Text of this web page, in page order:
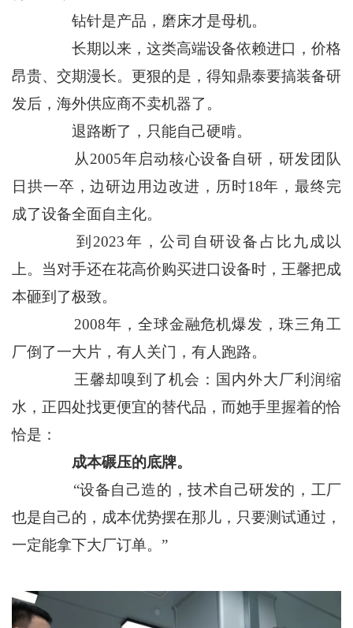
钻针是产品，磨床才是母机。
长期以来，这类高端设备依赖进口，价格
昂贵、交期漫长。更狠的是，得知鼎泰要搞装备研
发后，海外供应商不卖机器了。
退路断了，只能自己硬啃。
从2005年启动核心设备自研，研发团队
日拱一卒，边研边用边改进，历时18年，最终完
成了设备全面自主化。
到2023年，公司自研设备占比九成以
上。当对手还在花高价购买进口设备时，王馨把成
本砸到了极致。
2008年，全球金融危机爆发，珠三角工
厂倒了一大片，有人关门，有人跑路。
王馨却嗅到了机会：国内外大厂利润缩
水，正四处找更便宜的替代品，而她手里握着的恰
恰是：
成本碾压的底牌。
“设备自己造的，技术自己研发的，工厂
也是自己的，成本优势摆在那儿，只要测试通过，
一定能拿下大厂订单。”